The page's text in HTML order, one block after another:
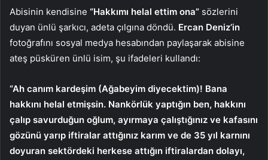
Abisinin kendisine “Hakkımı helal ettim ona” sözlerini
duyan ünlü şarkıcı, adeta çılgına döndü. Ercan Deniz’in
fotoğrafını sosyal medya hesabından paylaşarak abisine
ateş püsküren ünlü isim, şu ifadeleri kullandı:
“Ah canım kardeşim (Ağabeyim diyecektim)! Bana
hakkını helal etmişsin. Nankörlük yaptığın ben, hakkını
çalıp savurduğun oğlum, ayırmaya çalıştığınız ve kafasını
gözünü yarıp iftiralar attığınız karım ve de 35 yıl karnını
doyuran sektördeki herkese attığın iftiralardan dolayı,